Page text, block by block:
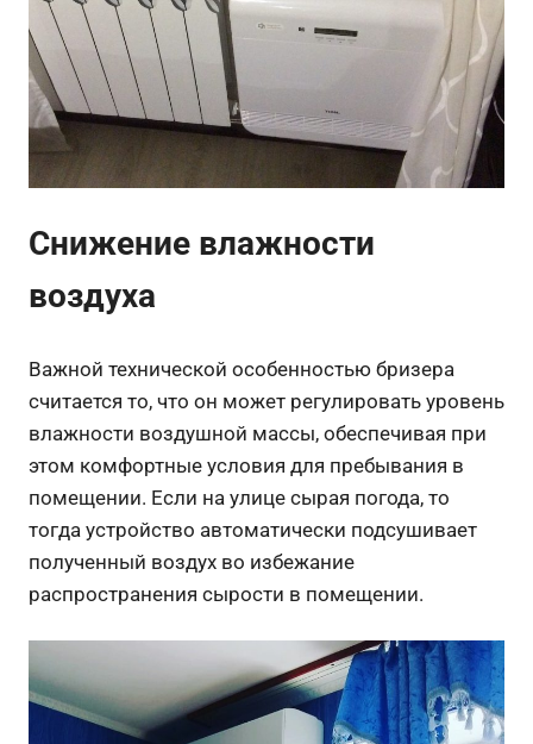
Снижение влажности
воздуха
Важной технической особенностью бризера
считается то, что он может регулировать уровень
влажности воздушной массы, обеспечивая при
этом комфортные условия для пребывания в
помещении. Если на улице сырая погода, то
тогда устройство автоматически подсушивает
полученный воздух во избежание
распространения сырости в помещении.